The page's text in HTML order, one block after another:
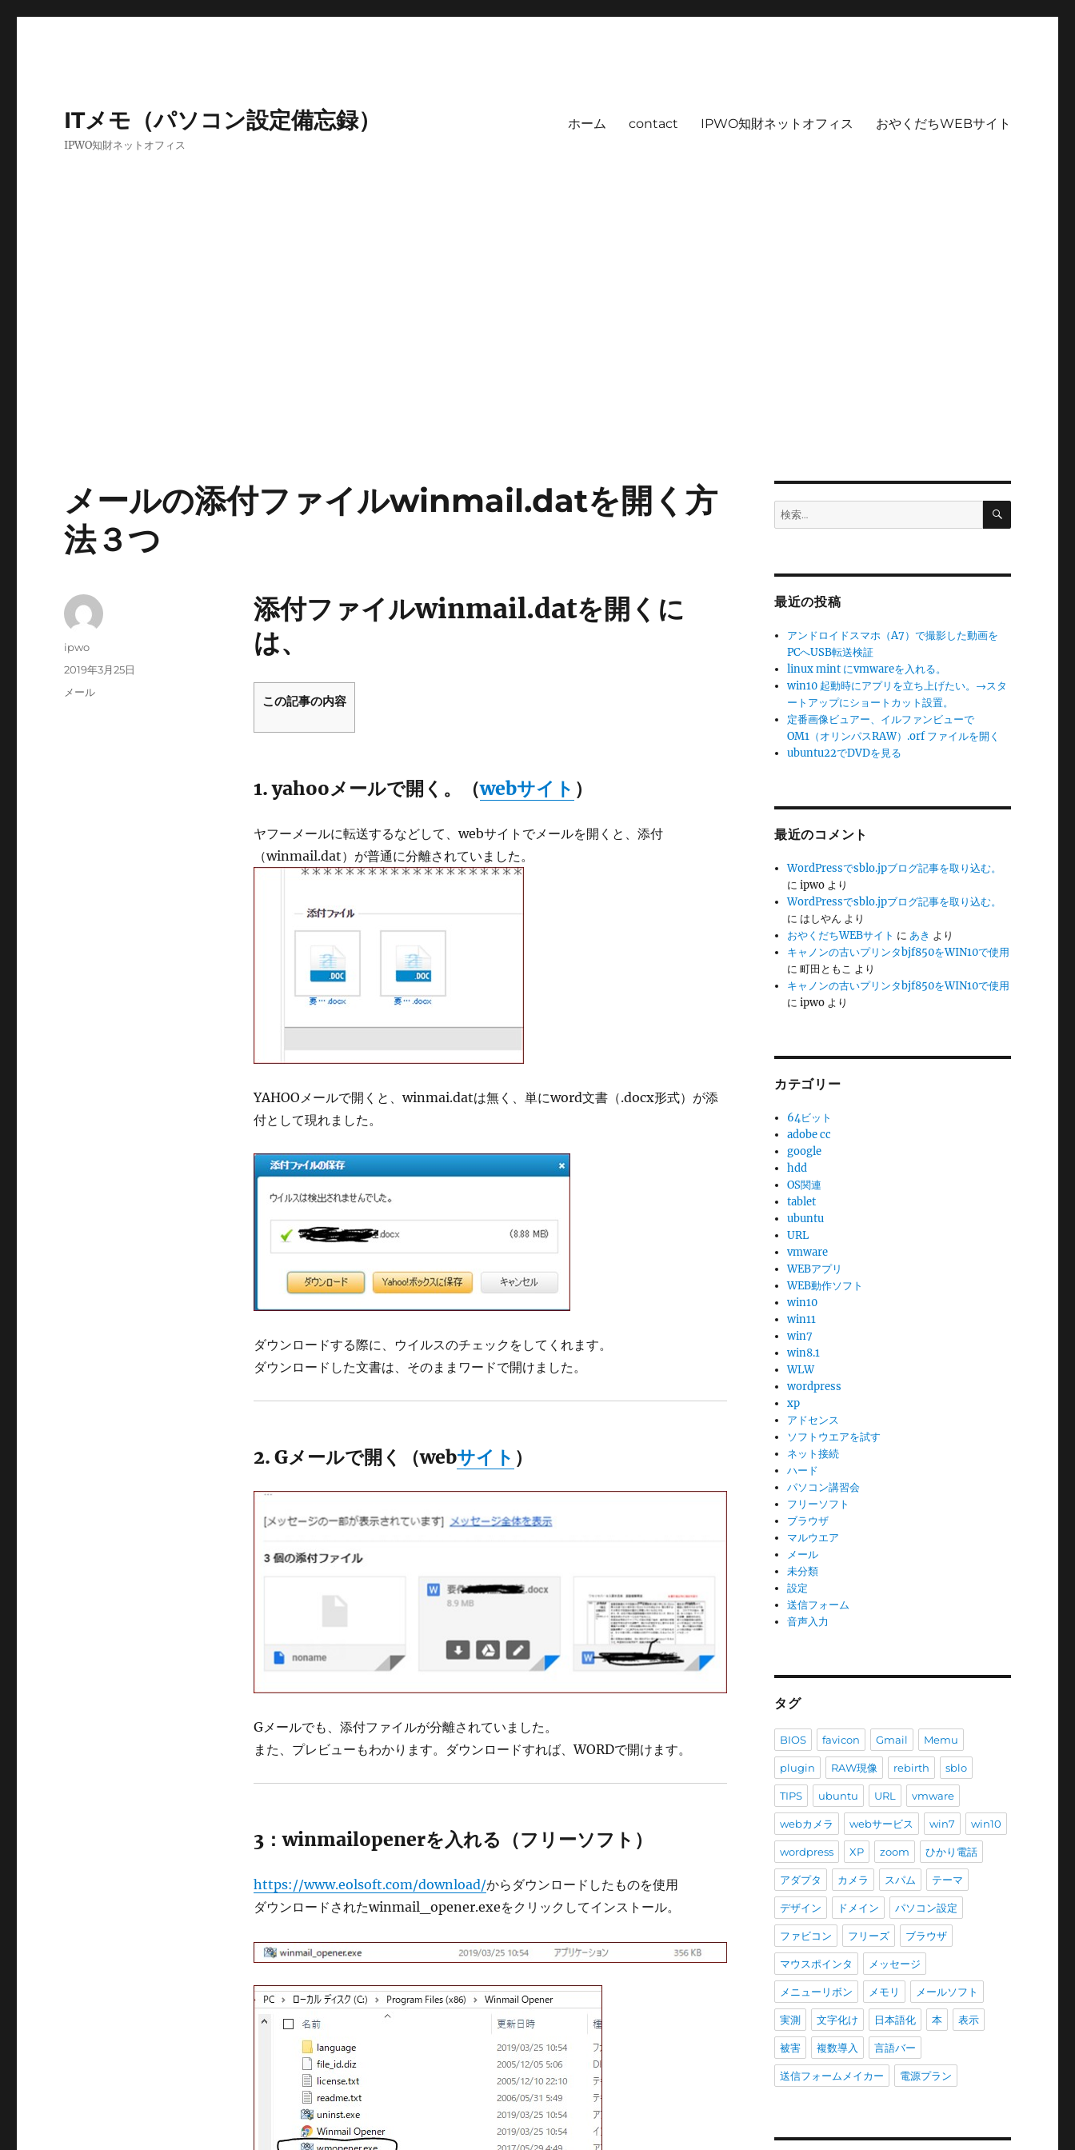
ITメモ（パソコン設定備忘録）
IPWO知財ネットオフィス
ホーム contact IPWO知財ネットオフィス おやくだちWEBサイト
メールの添付ファイルwinmail.datを開く方
法３つ
添付ファイルwinmail.datを開くに
は、
この記事の内容
1. yahooメールで開く。（webサイト ）
ヤフーメールに転送するなどして、webサイトでメールを開くと、添付
（winmail.dat）が普通に分離されていました。
YAHOOメールで開くと、winmai.datは無く、単にword文書（.docx形式）が添
付として現れました。
ダウンロードする際に、ウイルスのチェックをしてくれます。
ダウンロードした文書は、そのままワードで開けました。
2. Gメールで開く（webサイト ）
Gメールでも、添付ファイルが分離されていました。
また、プレビューもわかります。ダウンロードすれば、WORDで開けます。
3：winmailopenerを入れる（フリーソフト）
https://www.eolsoft.com/download/からダウンロードしたものを使用
ダウンロードされたwinmail_opener.exeをクリックしてインストール。
投
ipwo
投
2019年3月25日
カ
メール
検
索:
検
最近の投稿
アンドロイドスマホ（A7）で撮影した動画を
PCへUSB転送検証
linux mint にvmwareを入れる。
win10 起動時にアプリを立ち上げたい。→スタ
ートアップにショートカット設置。
定番画像ビュアー、イルファンビューで
OM1（オリンパスRAW）.orf ファイルを開く
ubuntu22でDVDを見る
最近のコメント
WordPressでsblo.jpブログ記事を取り込む。
にipwo より
WordPressでsblo.jpブログ記事を取り込む。
に はしやん より
おやくだちWEBサイト にあき より
キャノンの古いプリンタbjf850をWIN10で使用
に町田ともこ より
キャノンの古いプリンタbjf850をWIN10で使用
にipwo より
カテゴリー
64ビット
adobe cc
google
hdd
OS関連
tablet
ubuntu
URL
vmware
WEBアプリ
WEB動作ソフト
win10
win11
win7
win8.1
WLW
wordpress
xp
アドセンス
ソフトウエアを試す
ネット接続
ハード
パソコン講習会
フリーソフト
ブラウザ
マルウエア
メール
未分類
設定
送信フォーム
音声入力
タグ
BIOS favicon Gmail Memu
plugin RAW現像 rebirth sblo
TIPS ubuntu URL vmware
webカメラ webサービス win7 win10
wordpress XP zoom ひかり電話
アダプタ カメラ スパム テーマ
デザイン ドメイン パソコン設定
ファビコン フリーズ ブラウザ
マウスポインタ メッセージ
メニューリボン メモリ メールソフト
実測 文字化け 日本語化 本 表示
被害 複数導入 言語バー
送信フォームメイカー 電源プラン